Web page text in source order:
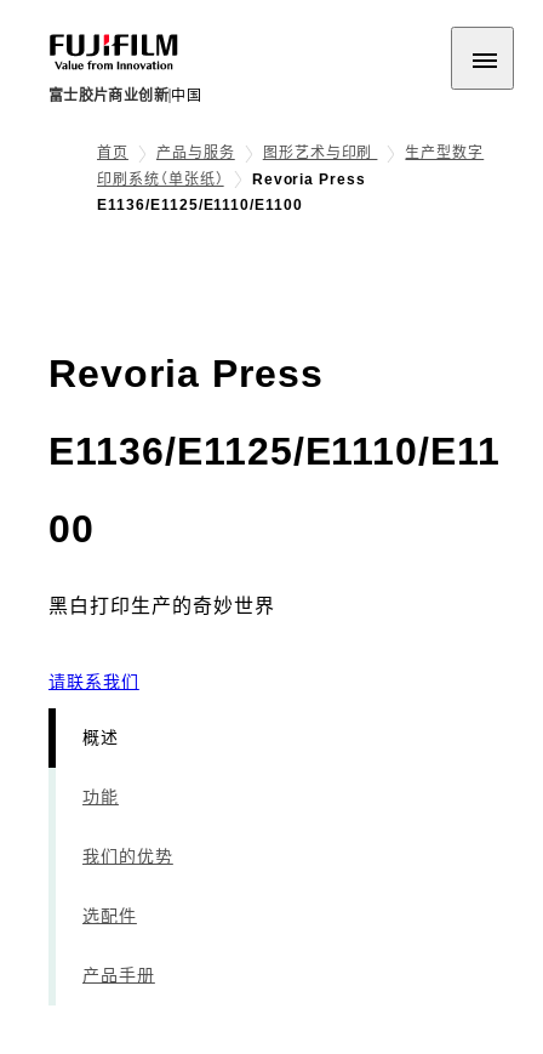
富士胶片商业创新 中国
首页 产品与服务 图形艺术与印刷
生产型数字
印刷系统（单张纸）
Revoria Press
E1136/E1125/E1110/E1100
Revoria Press
E1136/E1125/E1110/E11
00
黑白打印生产的奇妙世界
请联系我们
概述
功能
我们的优势
选配件
产品手册